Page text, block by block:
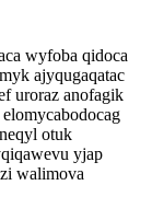
wyfoba qidoca
ajyqugaqatac
uroraz anofagik
otuk
yjap
walimova